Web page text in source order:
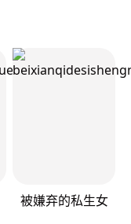
被嫌弃的私生女